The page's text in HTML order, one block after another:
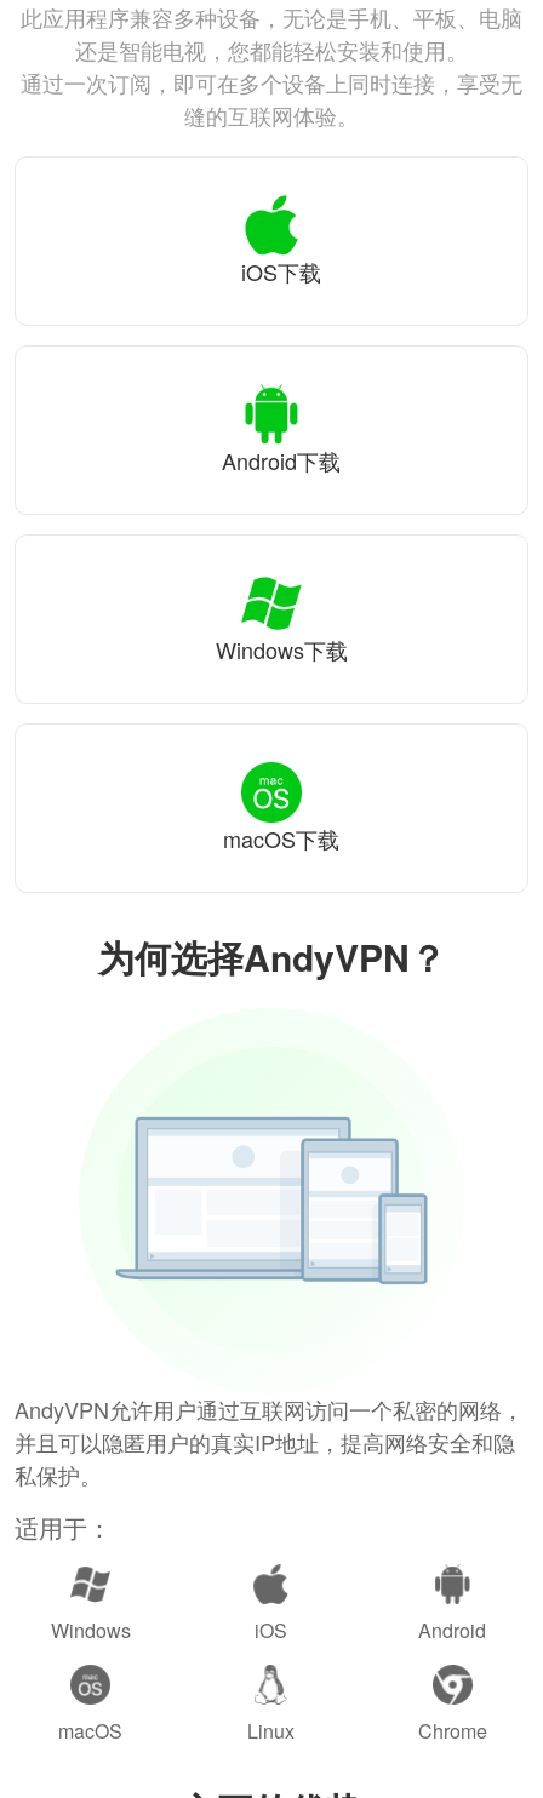
为何选择AndyVPN？
AndyVPN允许用户通过互联网访问一个私密的网络，
并且可以隐匿用户的真实IP地址，提高网络安全和隐
私保护。
适用于：
Windows iOS Android
macOS Linux Chrome
此应用程序兼容多种设备，无论是手机、平板、电脑
还是智能电视，您都能轻松安装和使用。
通过一次订阅，即可在多个设备上同时连接，享受无
缝的互联网体验。
iOS下载
Android下载
Windows下载
macOS下载